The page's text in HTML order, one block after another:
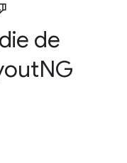
de
NG